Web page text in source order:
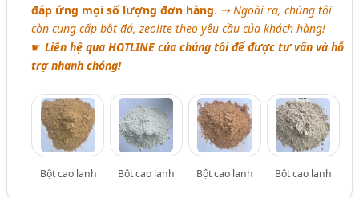
đáp ứng mọi số lượng đơn hàng. ➝ Ngoài ra, chúng tôi
còn cung cấp bột đá, zeolite theo yêu cầu của khách hàng!
☛Liên hệ qua HOTLINE của chúng tôi để được tư vấn và hỗ
trợ nhanh chóng!
Bột cao lanh Bột cao lanh Bột cao lanh Bột cao lanh